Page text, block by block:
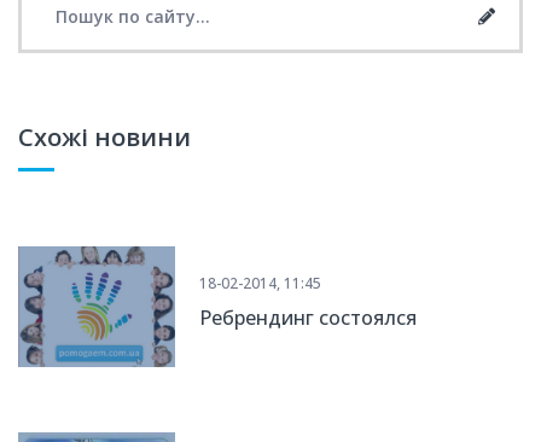
Схожі новини
18-02-2014, 11:45
Ребрендинг состоялся